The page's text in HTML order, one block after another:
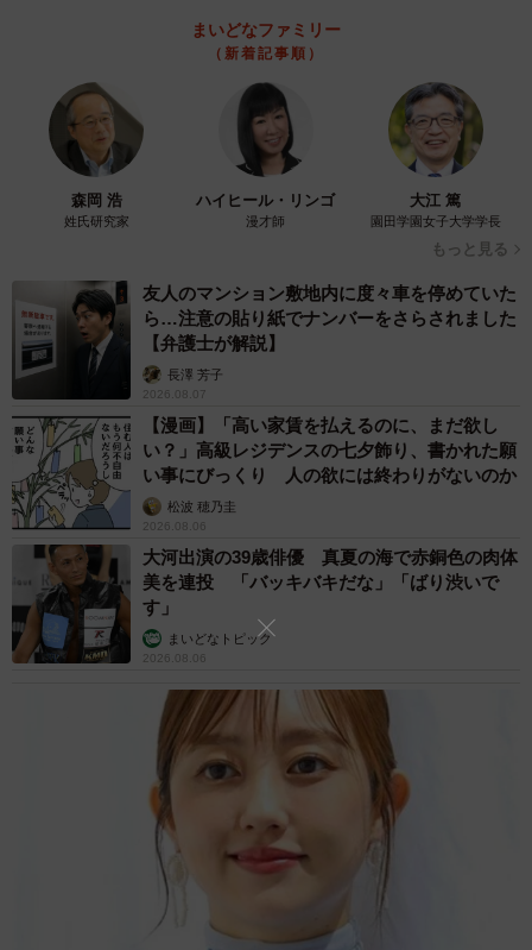
まいどなファミリー
（新着記事順）
森岡 浩
姓氏研究家
ハイヒール・リンゴ
漫才師
大江 篤
園田学園女子大学学長
もっと見る
友人のマンション敷地内に度々車を停めていた
ら…注意の貼り紙でナンバーをさらされました
【弁護士が解説】
長澤 芳子
2026.08.07
【漫画】「高い家賃を払えるのに、まだ欲し
い？」高級レジデンスの七夕飾り、書かれた願
い事にびっくり 人の欲には終わりがないのか
松波 穂乃圭
2026.08.06
大河出演の39歳俳優 真夏の海で赤銅色の肉体
美を連投 「バッキバキだな」「ばり渋いで
す」
まいどなトピック
2026.08.06